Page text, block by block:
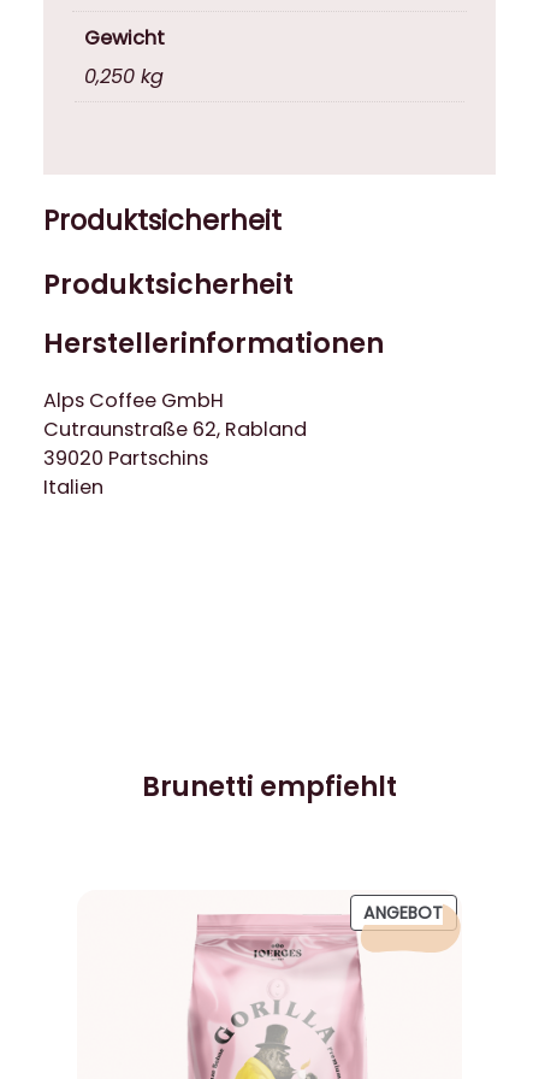
Gewicht
0,250 kg
Produktsicherheit
Produktsicherheit
Herstellerinformationen
Alps Coffee GmbH
Cutraunstraße 62, Rabland
39020 Partschins
Italien
Brunetti empfiehlt
ANGEBOTPRODUKT
IM